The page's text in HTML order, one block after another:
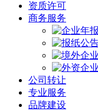
资质许可
商务服务
公司转让
专业服务
品牌建设